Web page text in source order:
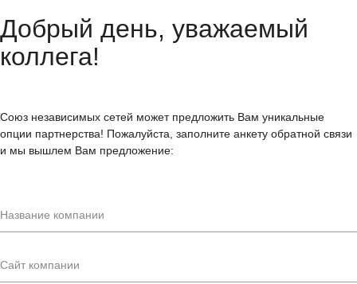
Добрый день, уважаемый
коллега!
Союз независимых сетей может предложить Вам уникальные
опции партнерства! Пожалуйста, заполните анкету обратной связи
и мы вышлем Вам предложение: